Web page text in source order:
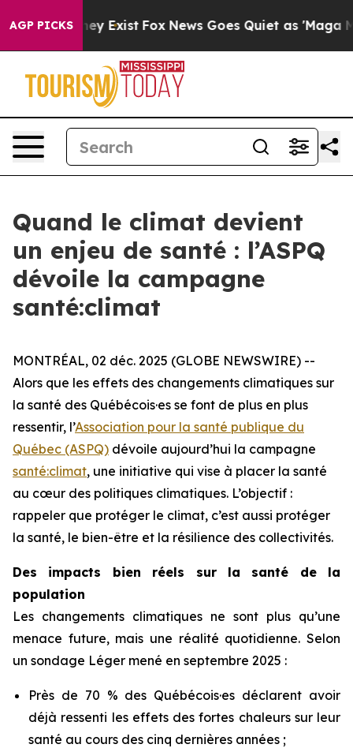
AGP PICKS
They Exist Fox News Goes Quiet as 'Maga
Quand le climat devient
un enjeu de santé : l’ASPQ
dévoile la campagne
santé:climat
MONTRÉAL, 02 déc. 2025 (GLOBE NEWSWIRE) --
Alors que les effets des changements climatiques sur
la santé des Québécois·es se font de plus en plus
ressentir, l’Association pour la santé publique du
Québec (ASPQ) dévoile aujourd’hui la campagne
santé:climat, une initiative qui vise à placer la santé
au cœur des politiques climatiques. L’objectif :
rappeler que protéger le climat, c’est aussi protéger
la santé, le bien-être et la résilience des collectivités.
Des impacts bien réels sur la santé de la
population
Les changements climatiques ne sont plus qu’une
menace future, mais une réalité quotidienne. Selon
un sondage Léger mené en septembre 2025 :
Près de 70 % des Québécois·es déclarent avoir
déjà ressenti les effets des fortes chaleurs sur leur
santé au cours des cinq dernières années ;